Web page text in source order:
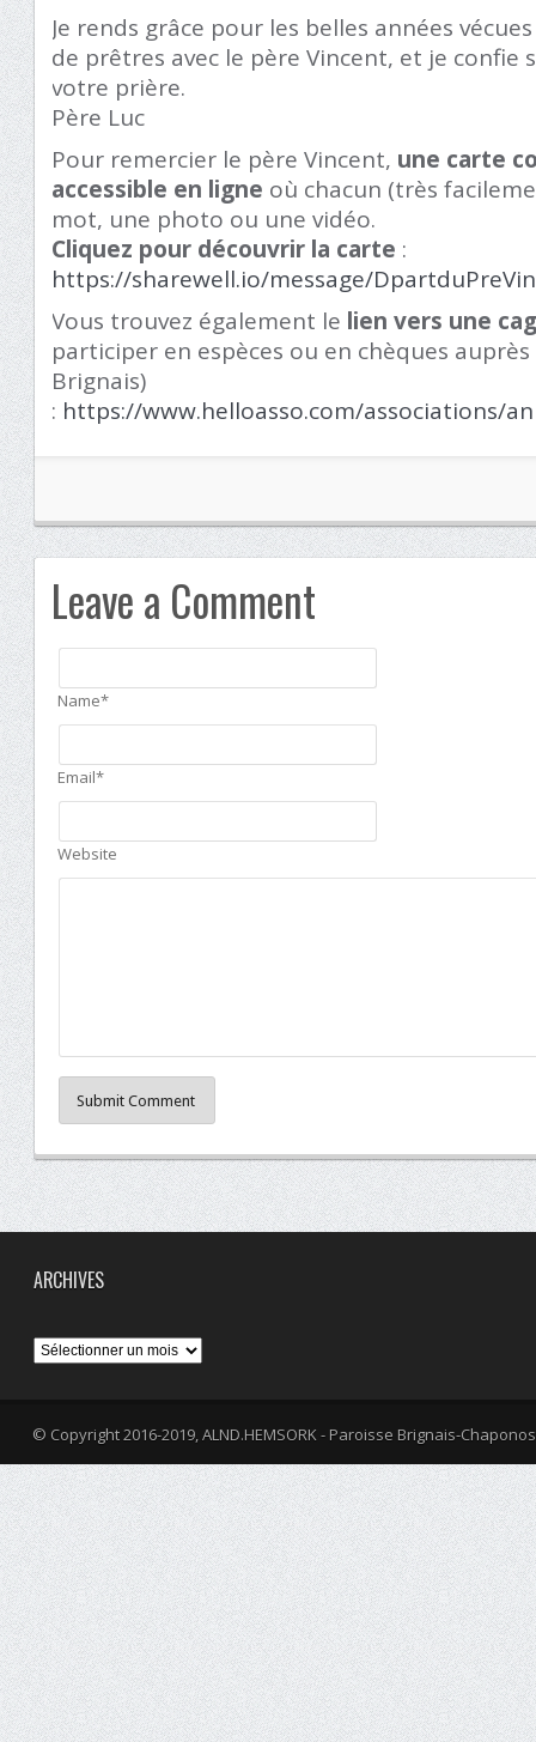
Je rends grâce pour les belles années
de prêtres avec le père Vincent, et je confie
votre prière.
Père Luc
Pour remercier le père Vincent, une carte
accessible en ligne où chacun (très
mot, une photo ou une vidéo.
Cliquez pour découvrir la carte :
https://sharewell.io/message/
Vous trouvez également le lien vers une
participer en espèces ou en chèques
Brignais)
: https://www.helloasso.com/associations/
Leave a Comment
Name*
Email*
Website
Submit Comment
ARCHIVES
Archives
© Copyright 2016-2019, ALND.HEMSORK - Paroisse Brignais-